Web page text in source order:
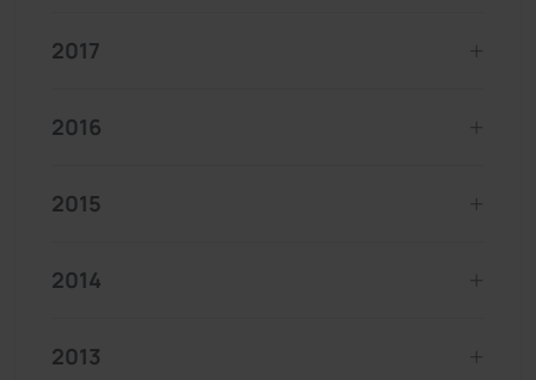
2017
2016
2015
2014
2013